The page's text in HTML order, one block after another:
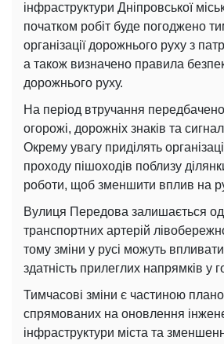
інфраструктури Дніпровської
початком робіт буде погоджено
організації дорожнього руху з
а також визначено правила
дорожнього руху.
На період втручання
огорожі, дорожніх знаків та
Окрему увагу приділять
проходу пішоходів поблизу
роботи, щоб зменшити вплив на
Вулиця Передова залишається
транспортних артерій
тому зміни у русі можуть
здатність прилеглих напрямків у
Тимчасові зміни є частиною
спрямованих на оновлення
інфраструктури міста та